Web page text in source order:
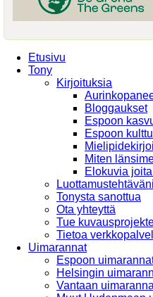
Etusivu
Tony
Kirjoituksia
Bloggaukset
Espoon
Espoon
Miten
Elokuvia
Luottamustehtäväni
Tonysta sanottua
Ota yhteyttä
Tue
Tietoa
Uimarannat
Espoon
Helsingin
Vantaan